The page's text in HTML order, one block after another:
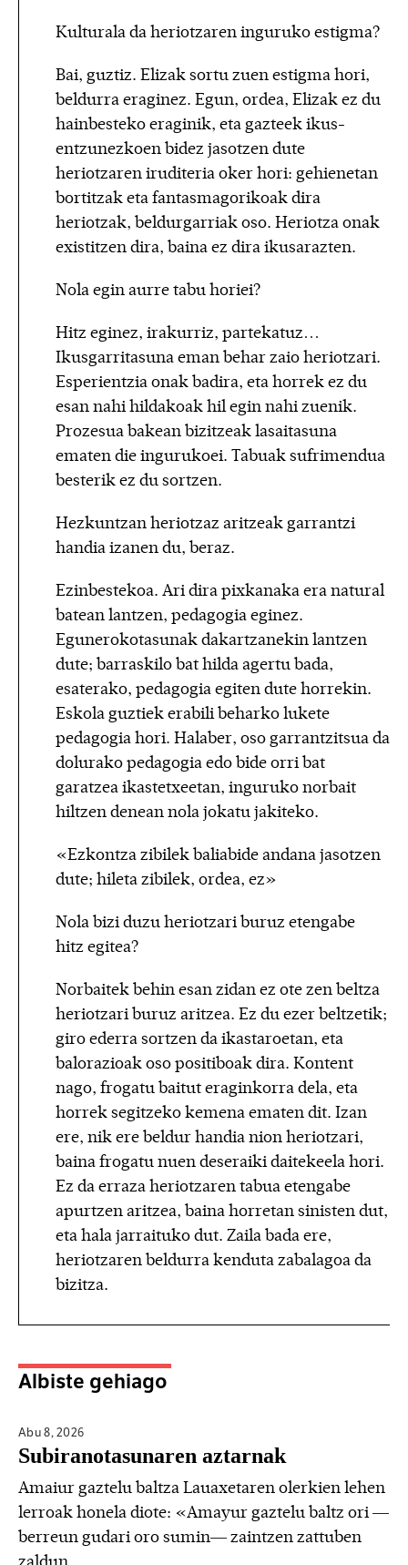
Kulturala da heriotzaren inguruko estigma?
Bai, guztiz. Elizak sortu zuen estigma hori,
beldurra eraginez. Egun, ordea, Elizak ez du
hainbesteko eraginik, eta gazteek ikus-
entzunezkoen bidez jasotzen dute
heriotzaren iruditeria oker hori: gehienetan
bortitzak eta fantasmagorikoak dira
heriotzak, beldurgarriak oso. Heriotza onak
existitzen dira, baina ez dira ikusarazten.
Nola egin aurre tabu horiei?
Hitz eginez, irakurriz, partekatuz…
Ikusgarritasuna eman behar zaio heriotzari.
Esperientzia onak badira, eta horrek ez du
esan nahi hildakoak hil egin nahi zuenik.
Prozesua bakean bizitzeak lasaitasuna
ematen die ingurukoei. Tabuak sufrimendua
besterik ez du sortzen.
Hezkuntzan heriotzaz aritzeak garrantzi
handia izanen du, beraz.
Ezinbestekoa. Ari dira pixkanaka era natural
batean lantzen, pedagogia eginez.
Egunerokotasunak dakartzanekin lantzen
dute; barraskilo bat hilda agertu bada,
esaterako, pedagogia egiten dute horrekin.
Eskola guztiek erabili beharko lukete
pedagogia hori. Halaber, oso garrantzitsua da
dolurako pedagogia edo bide orri bat
garatzea ikastetxeetan, inguruko norbait
hiltzen denean nola jokatu jakiteko.
«Ezkontza zibilek baliabide andana jasotzen
dute; hileta zibilek, ordea, ez»
Nola bizi duzu heriotzari buruz etengabe
hitz egitea?
Norbaitek behin esan zidan ez ote zen beltza
heriotzari buruz aritzea. Ez du ezer beltzetik;
giro ederra sortzen da ikastaroetan, eta
balorazioak oso positiboak dira. Kontent
nago, frogatu baitut eraginkorra dela, eta
horrek segitzeko kemena ematen dit. Izan
ere, nik ere beldur handia nion heriotzari,
baina frogatu nuen deseraiki daitekeela hori.
Ez da erraza heriotzaren tabua etengabe
apurtzen aritzea, baina horretan sinisten dut,
eta hala jarraituko dut. Zaila bada ere,
heriotzaren beldurra kenduta zabalagoa da
bizitza.
Albiste gehiago
Abu 8,2026
Subiranotasunaren aztarnak
Amaiur gaztelu baltza Lauaxetaren olerkien lehen
lerroak honela diote: «Amayur gaztelu baltz ori —
berreun gudari oro sumin— zaintzen zattuben